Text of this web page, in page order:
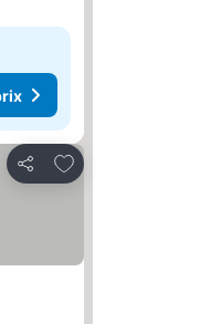
Partager
Ajouter à mes favoris